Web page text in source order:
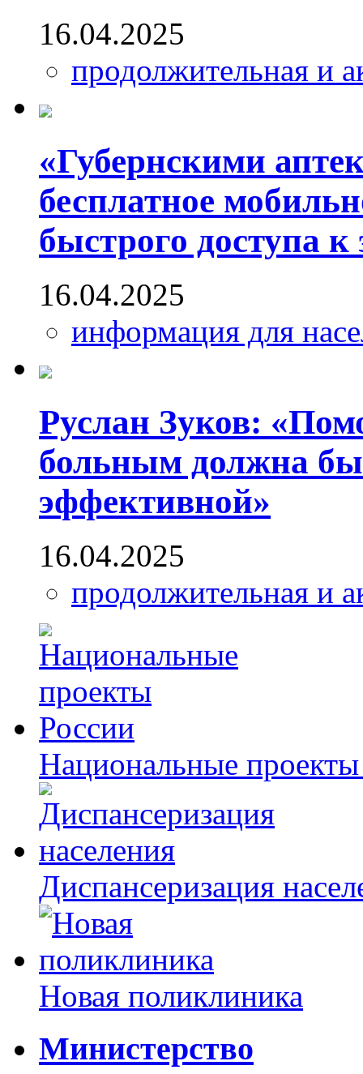
16.04.2025
продолжительная и
«Губернскими
бесплатное
быстрого доступа
16.04.2025
информация для
Руслан Зуков:
больным должна
эффективной»
16.04.2025
продолжительная и
Национальные
Диспансеризация
Новая поликлиника
Министерство